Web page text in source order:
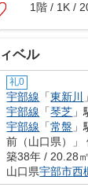
1階 / 1K /
ベル
礼0
宇部線 「東新川
宇部線 「琴芝
宇部線 「常盤
前（山口県）」
築38年 / 20.28㎡
山口県宇部市西